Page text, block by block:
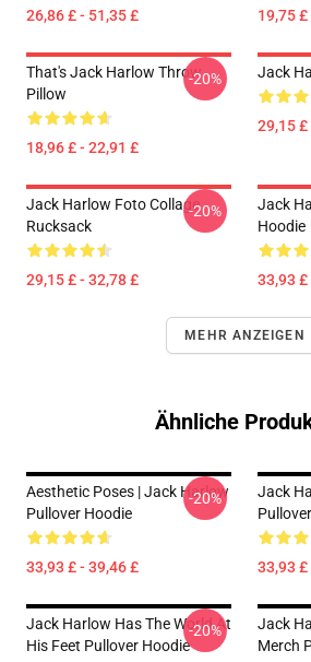
26,86 £ - 51,35 £ 19,75
That's Jack Harlow Throw
Pillow
18,96 £ - 22,91 £
-20% Jack
29,15 £
Jack Harlow Foto Collage
Rucksack
29,15 £ - 32,78 £
-20%
Jack
Hoodie
33,93 £
MEHR ANZEIGEN
Ähnliche
Aesthetic Poses | Jack Harlow
Pullover Hoodie
33,93 £ - 39,46 £
-20%
Jack
33,93 £
Jack Harlow Has The World At
His Feet Pullover Hoodie
-20%
Jack
Merch